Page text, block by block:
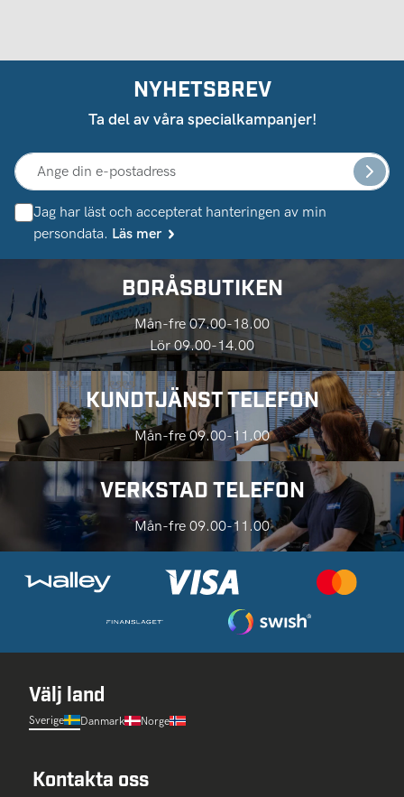
NYHETSBREV
Ta del av våra specialkampanjer!
Jag har läst och accepterat hanteringen av min
persondata. Läs mer
BORÅSBUTIKEN
Mån-fre 07.00-18.00
Lör 09.00-14.00
KUNDTJÄNST TELEFON
Mån-fre 09.00-11.00
VERKSTAD TELEFON
Mån-fre 09.00-11.00
Välj land
Sverige Danmark Norge
Kontakta oss